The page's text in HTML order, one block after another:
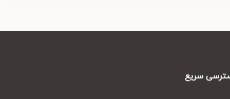
سریع